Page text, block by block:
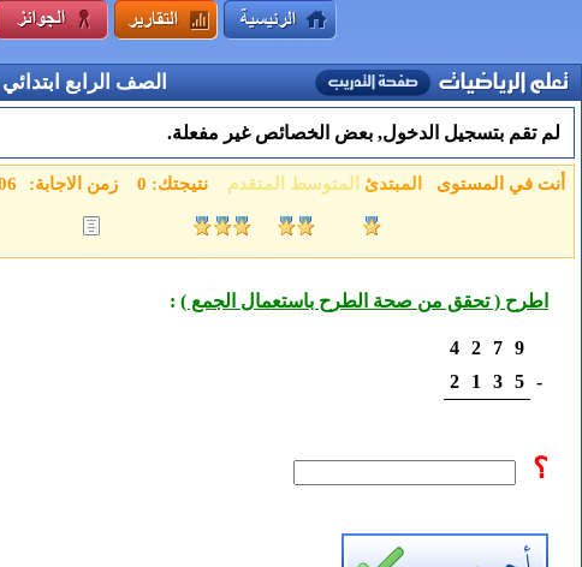
الصف الرابع ابتدائي
لم تقم بتسجيل الدخول, بعض الخصائص غير مفعلة.
أنت في المستوى المبتدئ المتوسط المتقدم نتيجتك: 0 زمن الاجابة:
اطرح ( تحقق من صحة الطرح باستعمال الجمع ) :
9
7
2
4
-
5
3
1
2
؟